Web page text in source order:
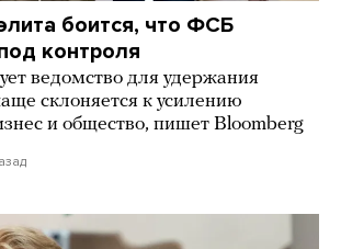
боится, что ФСБ
контроля
ведомство для удержания
склоняется к усилению
и общество, пишет Bloomberg